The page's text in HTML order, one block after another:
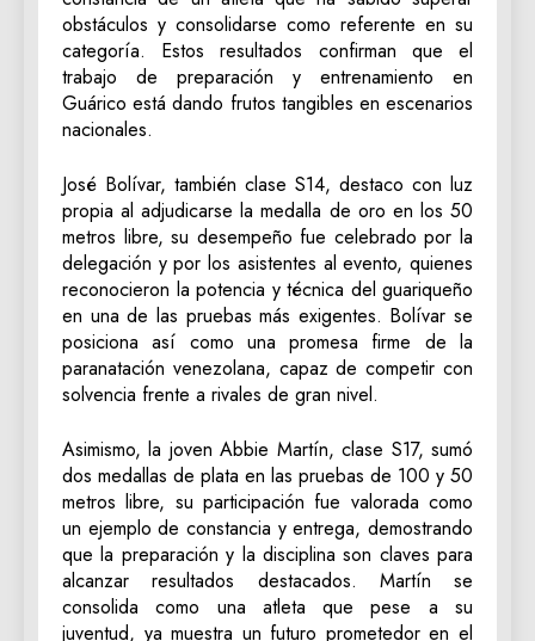
obstáculos y consolidarse como referente en su
categoría. Estos resultados confirman que el
trabajo de preparación y entrenamiento en
Guárico está dando frutos tangibles en escenarios
nacionales.
José Bolívar, también clase S14, destaco con luz
propia al adjudicarse la medalla de oro en los 50
metros libre, su desempeño fue celebrado por la
delegación y por los asistentes al evento, quienes
reconocieron la potencia y técnica del guariqueño
en una de las pruebas más exigentes. Bolívar se
posiciona así como una promesa firme de la
paranatación venezolana, capaz de competir con
solvencia frente a rivales de gran nivel.
Asimismo, la joven Abbie Martín, clase S17, sumó
dos medallas de plata en las pruebas de 100 y 50
metros libre, su participación fue valorada como
un ejemplo de constancia y entrega, demostrando
que la preparación y la disciplina son claves para
alcanzar resultados destacados. Martín se
consolida como una atleta que pese a su
juventud, ya muestra un futuro prometedor en el